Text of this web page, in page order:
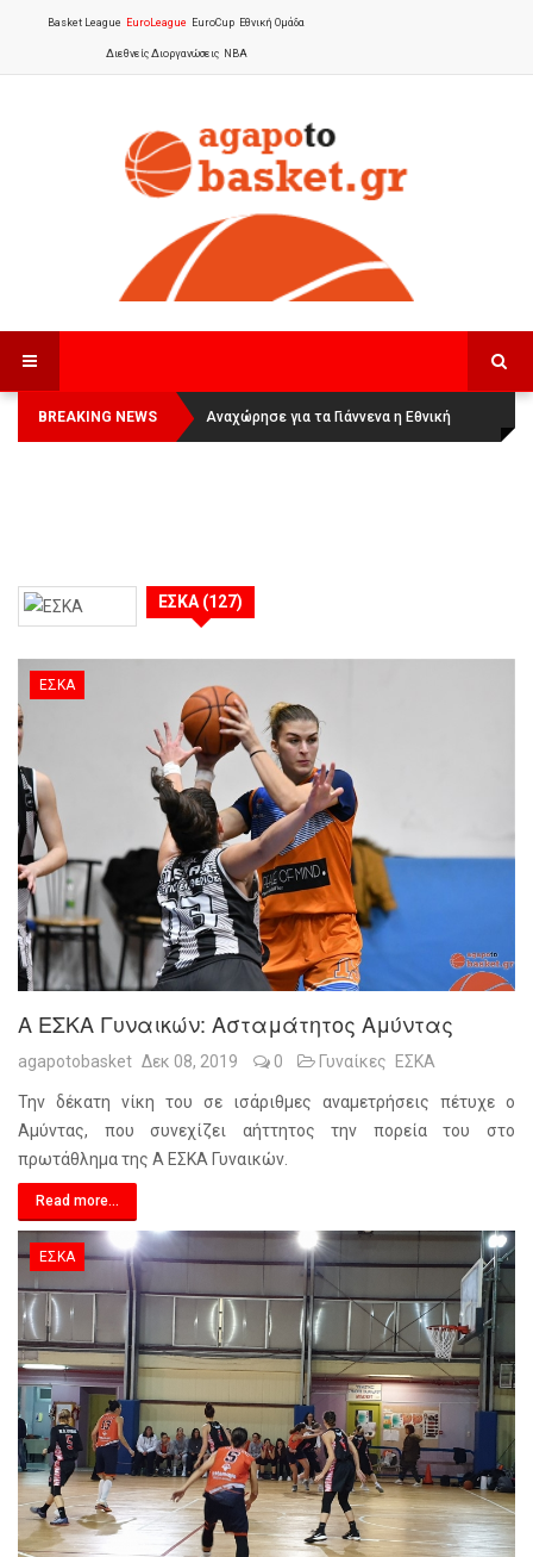
Basket League EuroLeague EuroCup Εθνική Ομάδα
Διεθνείς Διοργανώσεις NBA
BREAKING NEWS
Οι Πάνθηρες Καβάλας στην Women
Basketball League 1
Αναχώρησε για τα Γιάννενα η Εθνική
Γυναικών:
ΕΣΚΑ (127)
ΕΣΚΑ
Α ΕΣΚΑ Γυναικών: Ασταμάτητος Αμύντας
agapotobasket Δεκ 08, 2019 0 Γυναίκες ΕΣΚΑ
Την δέκατη νίκη του σε ισάριθμες αναμετρήσεις πέτυχε ο
Αμύντας, που συνεχίζει αήττητος την πορεία του στο
πρωτάθλημα της Α ΕΣΚΑ Γυναικών.
Read more...
ΕΣΚΑ